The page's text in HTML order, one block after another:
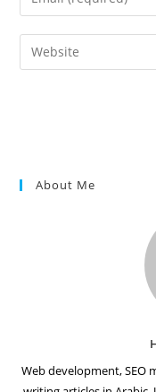
comment
your
email
address
Enter
your
About Me
Web development, SEO